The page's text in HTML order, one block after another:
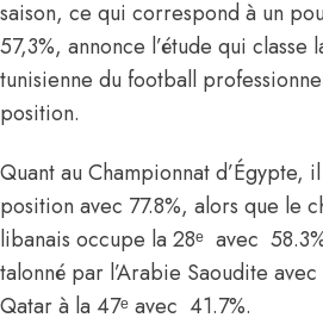
saison, ce qui correspond à un
57,3%, annonce l’étude qui classe
tunisienne du football
position.
Quant au Championnat d’Égypte,
position avec 77.8%, alors que le
libanais occupe la 28ᵉ avec
talonné par l’Arabie Saoudite
Qatar à la 47ᵉ avec 41.7%.